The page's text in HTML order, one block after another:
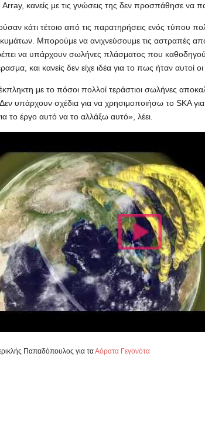
κανείς με τις γνώσεις της δεν προσπάθησε να
κάτι τέτοιο από τις παρατηρήσεις ενός τύπου
Μπορούμε να ανιχνεύσουμε τις αστραπές
να υπάρχουν σωλήνες πλάσματος που
και κανείς δεν είχε ιδέα για το πως ήταν αυτοί
έκπληκτη με το πόσοι πολλοί τεράστιοι σωλήνες
υπάρχουν σχέδια για να χρησιμοποιήσω το SKA
το έργο αυτό να το αλλάξω αυτό», λέει.
Παπαδόπουλος για ταΑόρατα Γεγονότα